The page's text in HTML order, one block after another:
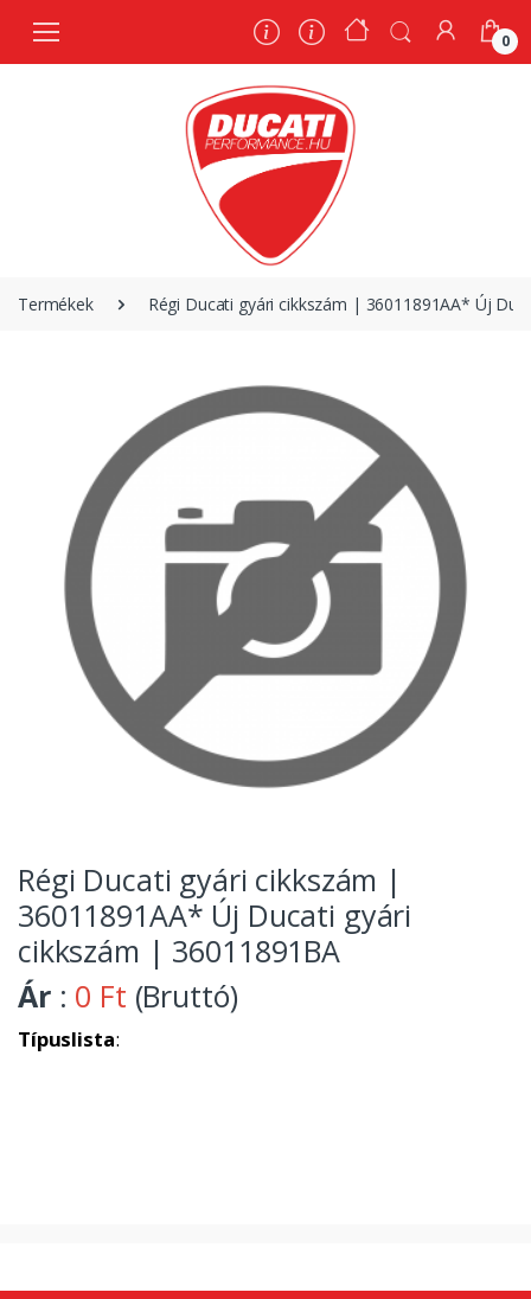
0
Termékek Régi Ducati gyári cikkszám | 36011891AA* Új
Régi Ducati gyári cikkszám |
36011891AA* Új Ducati gyári
cikkszám | 36011891BA
Ár : 0 Ft (Bruttó)
Típuslista:
0